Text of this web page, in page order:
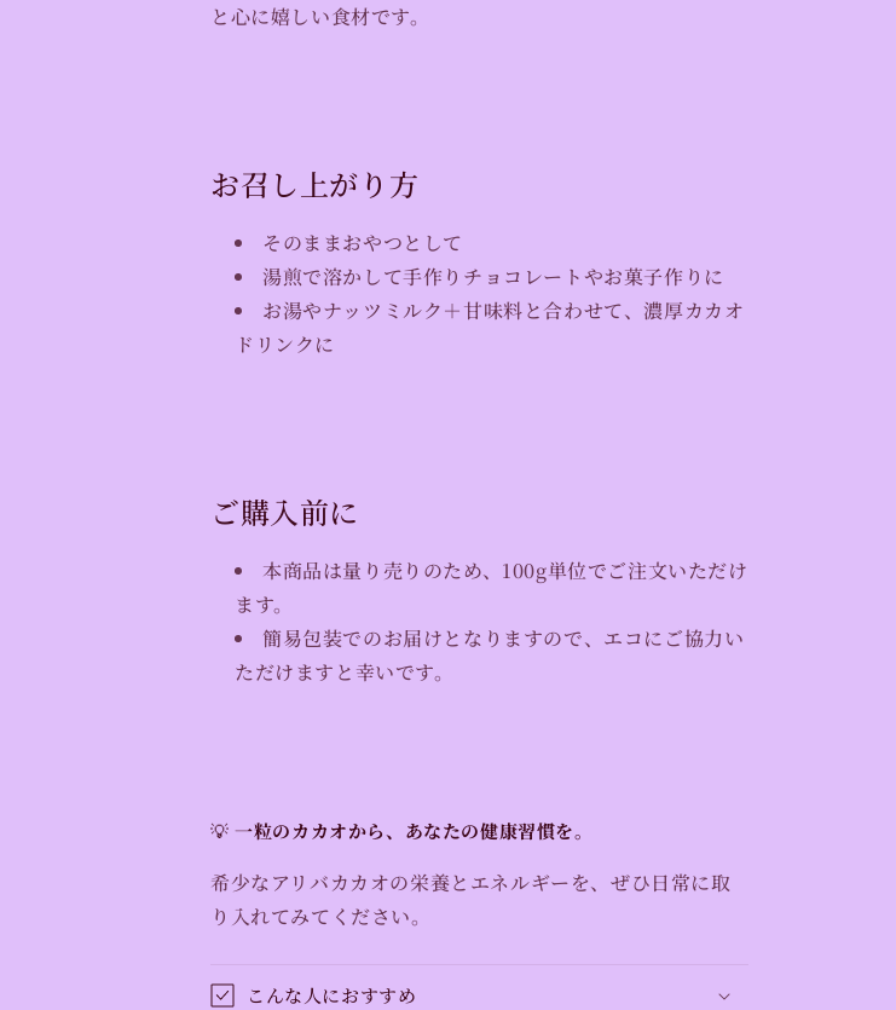
と心に嬉しい食材です。
お召し上がり方
そのままおやつとして
湯煎で溶かして手作りチョコレートやお菓子作りに
お湯やナッツミルク＋甘味料と合わせて、濃厚カカオ
ドリンクに
ご購入前に
本商品は量り売りのため、100g単位でご注文いただけ
ます。
簡易包装でのお届けとなりますので、エコにご協力い
ただけますと幸いです。
💡一粒のカカオから、あなたの健康習慣を。
希少なアリバカカオの栄養とエネルギーを、ぜひ日常に取
り入れてみてください。
こんな人におすすめ